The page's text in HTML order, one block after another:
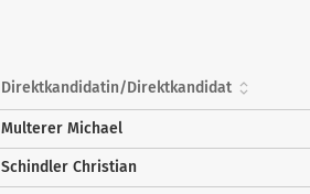
Direktkandidatin/Direktkandidat
Multerer Michael
Schindler Christian